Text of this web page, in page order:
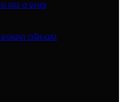
ନାଗ ଓ ଢମଣା
ଅଭିଯୋଗ